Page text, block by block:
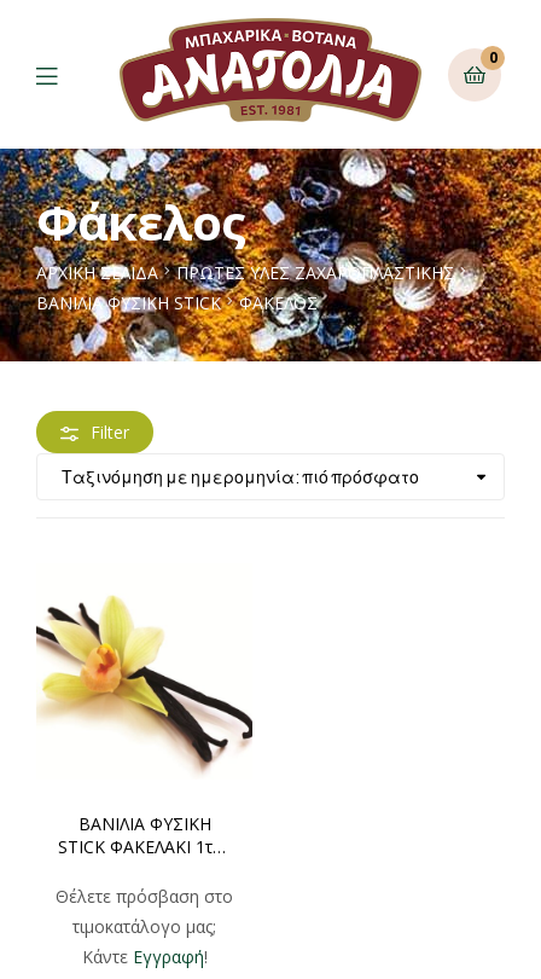
0
Φάκελος
ΑΡΧΙΚΉ ΣΕΛΊΔΑ
ΠΡΩΤΕΣ ΥΛΕΣ ΖΑΧΑΡΟΠΛΑΣΤΙΚΗΣ
ΒΑΝΊΛΙΑ ΦΥΣΙΚΉ STICK
ΦΆΚΕΛΟΣ
Filter
ΒΑΝΙΛΙΑ ΦΥΣΙΚΗ
STICK ΦΑΚΕΛΑΚΙ 1τμχ
Θέλετε πρόσβαση στο
τιμοκατάλογο μας;
Κάντε Εγγραφή!